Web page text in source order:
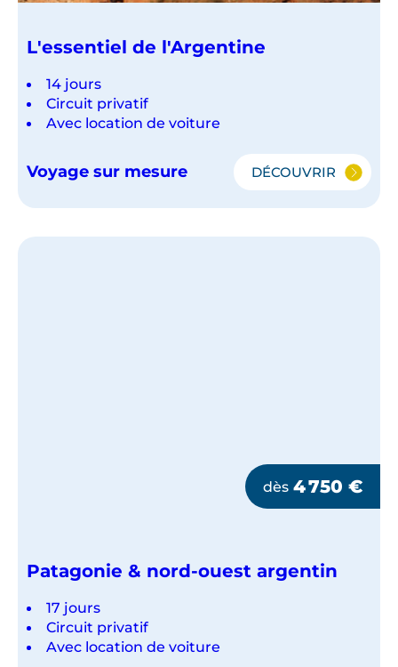
L'essentiel de l'Argentine
14 jours
Circuit privatif
Avec location de voiture
Voyage sur mesure DÉCOUVRIR
L'ESSENTIEL
dès 4 750 €
Patagonie & nord-ouest argentin
17 jours
Circuit privatif
Avec location de voiture